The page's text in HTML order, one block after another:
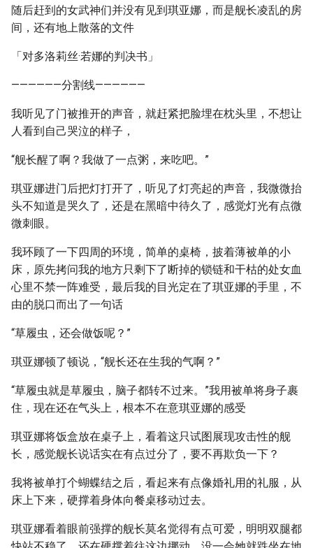
随后赶到的女武神们并没有见到琪亚娜，而是舰长凌乱的房
间，还有地上散落的文件
「对多洛莉丝·若娜的判决书」
——————分割线——————
我听见了门被推开的声音，就赶紧把脸埋在枕头里，不想让
人看到自己哭泣的样子，
“舰长醒了啊？我做了一点粥，来吃吧。”
琪亚娜进门后把灯打开了，听见了灯亮起的声音，我微微抬
头不知道是哭久了，还是在黑暗中待久了，感觉灯光有点微
微刺眼。
我环顾了一下四周的环境，简单的桌椅，披着薄被单的小
床，原先拷问我的地方只剩下了断掉的锁链和干枯的处女血
心里不禁一阵难受，最后我的目光定在了琪亚娜的手里，不
由的脱口而出了一句话
“草履虫，还会做饭呢？”
琪亚娜顿了顿说，“舰长还在生我的气啊？”
“草履虫就是草履虫，脑子都转不过来。”我用被单将身子裹
住，现在还在气头上，根本不在意琪亚娜的感受
琪亚娜将饭盒放在桌子上，看着这只试图展现攻击性的舰
长，感觉舰长说话实在有点过分了，要不再欺负一下？
我将被单打个蝴蝶结之后，看起来有点像婚礼用的礼服，从
床上下来，硬撑着身体向餐桌移动过去。
琪亚娜看着眼前强撑的舰长莫名觉得有点可爱，明明双腿都